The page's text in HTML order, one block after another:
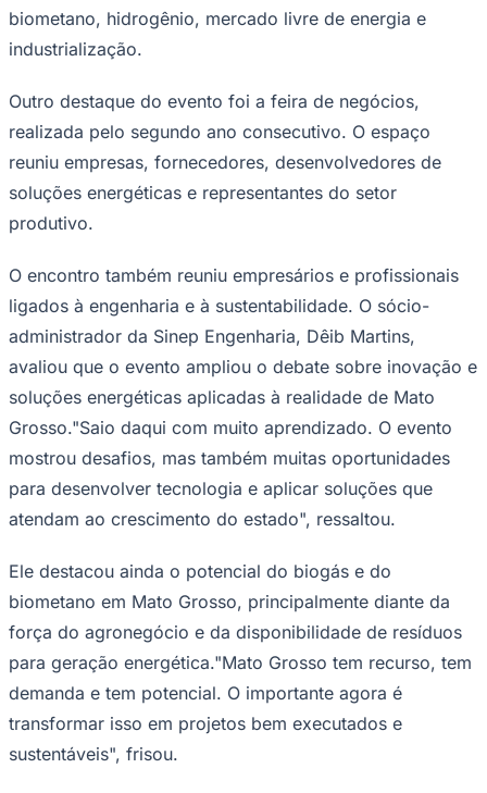
São Paulo
biometano, hidrogênio, mercado livre de energia e
industrialização.
Outro destaque do evento foi a feira de negócios,
realizada pelo segundo ano consecutivo. O espaço
reuniu empresas, fornecedores, desenvolvedores de
soluções energéticas e representantes do setor
produtivo.
O encontro também reuniu empresários e profissionais
ligados à engenharia e à sustentabilidade. O sócio-
administrador da Sinep Engenharia, Dêib Martins,
avaliou que o evento ampliou o debate sobre inovação e
soluções energéticas aplicadas à realidade de Mato
Grosso."Saio daqui com muito aprendizado. O evento
mostrou desafios, mas também muitas oportunidades
para desenvolver tecnologia e aplicar soluções que
atendam ao crescimento do estado", ressaltou.
Ele destacou ainda o potencial do biogás e do
biometano em Mato Grosso, principalmente diante da
força do agronegócio e da disponibilidade de resíduos
para geração energética."Mato Grosso tem recurso, tem
demanda e tem potencial. O importante agora é
transformar isso em projetos bem executados e
sustentáveis", frisou.